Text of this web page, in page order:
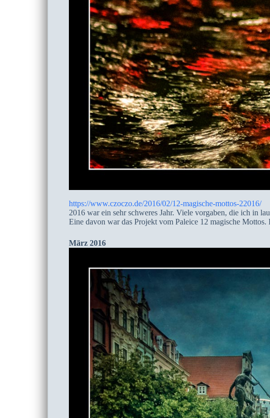
https://www.czoczo.de/2016/02/12-magische-mottos-22016/
2016 war ein sehr schweres Jahr. Viele vorgaben, die ich in
Eine davon war das Projekt vom Paleice 12 magische
März 2016